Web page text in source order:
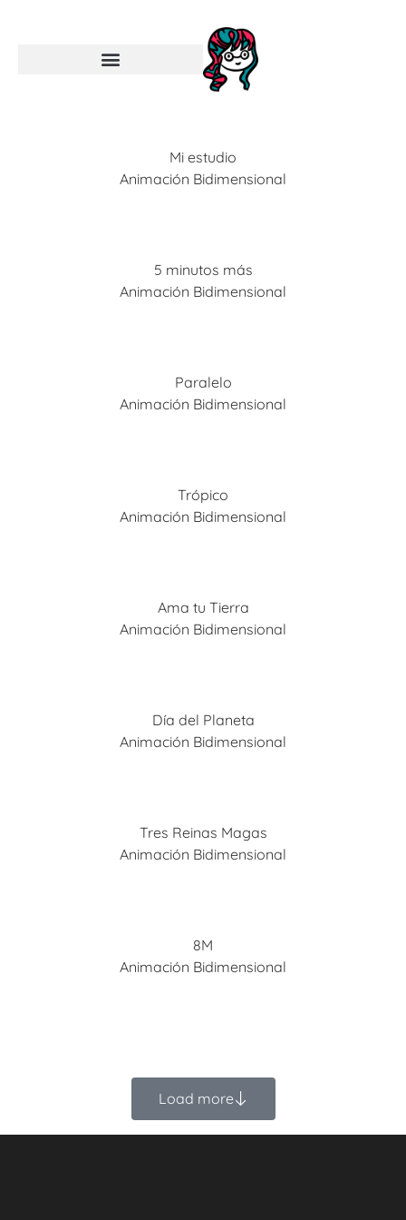
Mi estudio
Animación Bidimensional
5 minutos más
Animación Bidimensional
Paralelo
Animación Bidimensional
Trópico
Animación Bidimensional
Ama tu Tierra
Animación Bidimensional
Día del Planeta
Animación Bidimensional
Tres Reinas Magas
Animación Bidimensional
8M
Animación Bidimensional
Load more